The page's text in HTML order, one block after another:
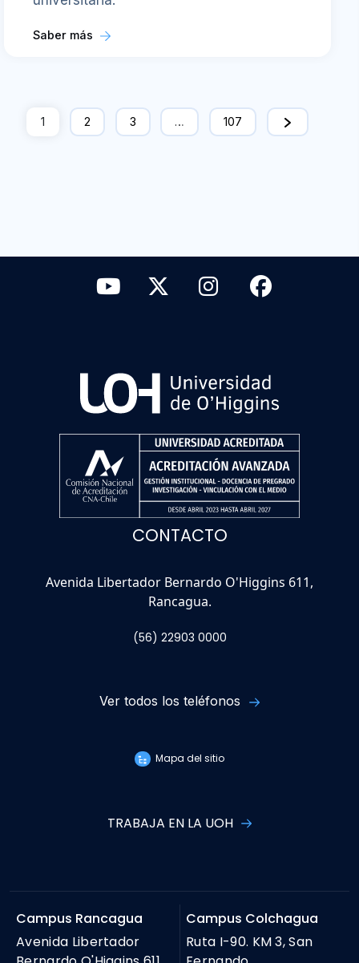
Saber más
1 2 3 … 107
CONTACTO
Avenida Libertador Bernardo O'Higgins 611,
Rancagua.
(56) 22903 0000
Ver todos los teléfonos
Mapa del sitio
TRABAJA EN LA UOH
Campus Rancagua
Avenida Libertador
Campus Colchagua
Ruta I-90. KM 3, San